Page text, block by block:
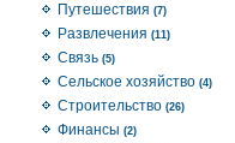
Путешествия (7)
Развлечения (11)
Связь (5)
Сельское хозяйство (4)
Строительство (26)
Финансы (2)